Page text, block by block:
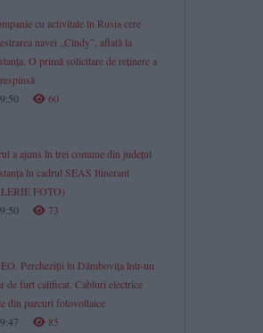
cu activitate în Rusia cere
navei „Cindy”, aflată la
O primă solicitare de reținere a
60
a ajuns în trei comune din județul
în cadrul SEAS Itinerant
FOTO)
73
Percheziții în Dâmbovița într-un
de furt calificat. Cabluri electrice
din parcuri fotovoltaice
85